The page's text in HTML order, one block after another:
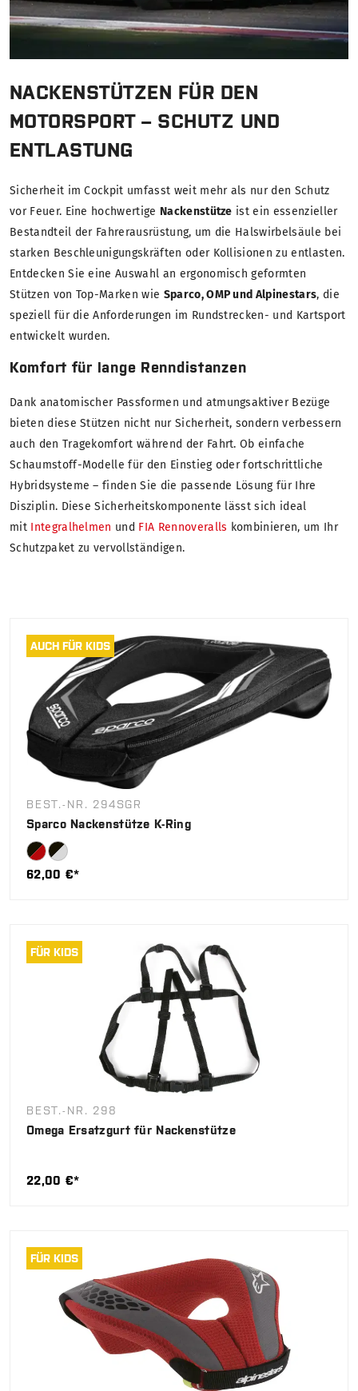
NACKENSTÜTZEN FÜR DEN
MOTORSPORT – SCHUTZ UND
ENTLASTUNG
Sicherheit im Cockpit umfasst weit mehr als nur den Schutz
vor Feuer. Eine hochwertige Nackenstütze ist ein essenzieller
Bestandteil der Fahrerausrüstung, um die Halswirbelsäule bei
starken Beschleunigungskräften oder Kollisionen zu entlasten.
Entdecken Sie eine Auswahl an ergonomisch geformten
Stützen von Top-Marken wie Sparco, OMP und Alpinestars, die
speziell für die Anforderungen im Rundstrecken- und Kartsport
entwickelt wurden.
Komfort für lange Renndistanzen
Dank anatomischer Passformen und atmungsaktiver Bezüge
bieten diese Stützen nicht nur Sicherheit, sondern verbessern
auch den Tragekomfort während der Fahrt. Ob einfache
Schaumstoff-Modelle für den Einstieg oder fortschrittliche
Hybridsysteme – finden Sie die passende Lösung für Ihre
Disziplin. Diese Sicherheitskomponente lässt sich ideal
mit Integralhelmen und FIA Rennoveralls kombinieren, um Ihr
Schutzpaket zu vervollständigen.
AUCH FÜR KIDS
BEST.-NR. 294SGR
Sparco Nackenstütze K-Ring
62,00 €*
FÜR KIDS
BEST.-NR. 298
Omega Ersatzgurt für Nackenstütze
22,00 €*
FÜR KIDS